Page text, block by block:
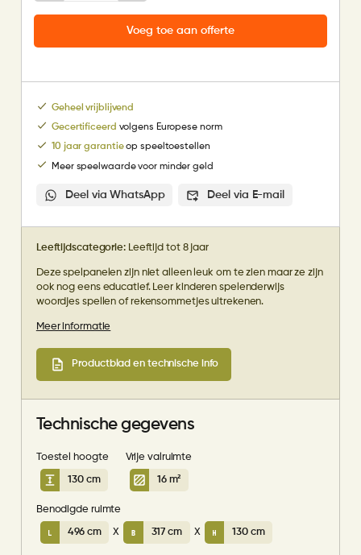
educatief
Voeg toe aan offerte
Geheel vrijblijvend
Gecertificeerd volgens Europese norm
10 jaar garantieop speeltoestellen
Meer speelwaarde voor minder geld
Deel via WhatsApp Deel via E-mail
Leeftijdscategorie:Leeftijd tot 8 jaar
Deze spelpanelen zijn niet alleen leuk om te zien maar ze zijn
ook nog eens educatief. Leer kinderen spelenderwijs
woordjes spellen of rekensommetjes uitrekenen.
Meer informatie
Productblad en technische info
Technische gegevens
Toestel hoogte
130 cm
Vrije valruimte
16 m²
Benodigde ruimte
496 cm X 317 cm X 130 cm